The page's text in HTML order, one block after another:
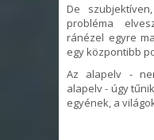
De
probléma
ránézel egyre
egy központibb
Az alapelv -
alapelv - úgy
egyének, a